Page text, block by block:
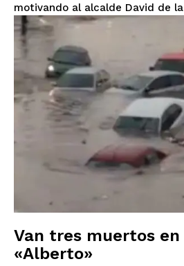
motivando al alcalde David de
Van tres muertos en
«Alberto»